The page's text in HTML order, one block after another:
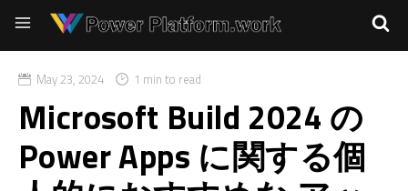
May 23, 2024 1 min to read
Microsoft Build 2024 の
Power Apps に関する個